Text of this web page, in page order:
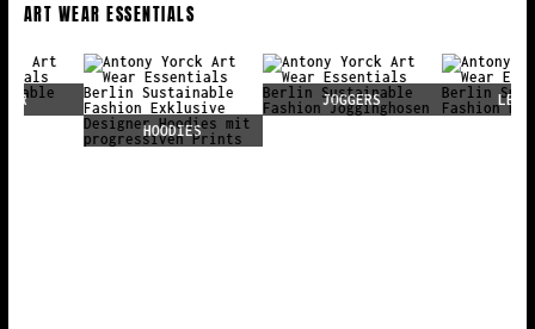
ART WEAR ESSENTIALS
HOODIES
JOGGERS LEGGINGS